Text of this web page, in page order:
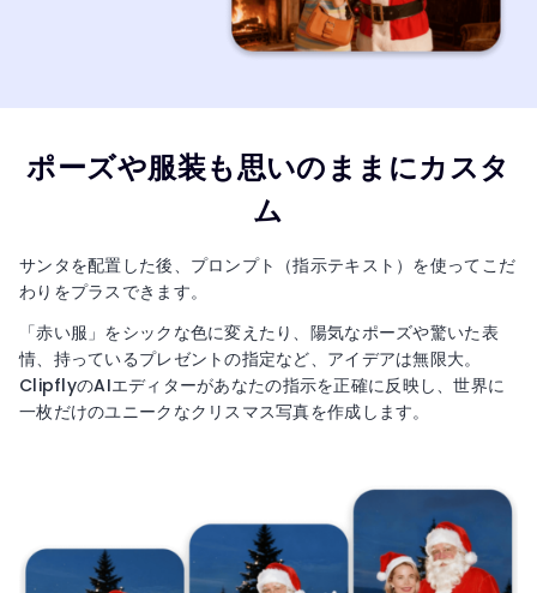
ポーズや服装も思いのままにカスタ
ム
サンタを配置した後、プロンプト（指示テキスト）を使ってこだ
わりをプラスできます。
「赤い服」をシックな色に変えたり、陽気なポーズや驚いた表
情、持っているプレゼントの指定など、アイデアは無限大。
ClipflyのAIエディターがあなたの指示を正確に反映し、世界に
一枚だけのユニークなクリスマス写真を作成します。